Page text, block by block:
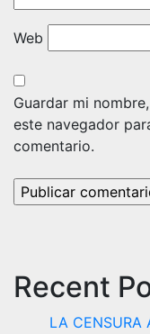
Web
Guardar mi
este navegador
comentario.
Recent
LA CENSURA